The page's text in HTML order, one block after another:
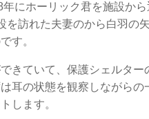
にホーリック君を施設か
を訪れた夫妻のから白羽の
す。
きていて、保護シェルター
耳の状態を観察しながらの
します。